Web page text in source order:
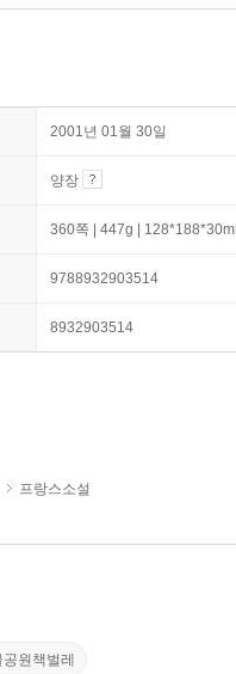
2001년 01월 30일
양장
360쪽 | 447g |
9788932903514
8932903514
프랑스소설
원책벌레